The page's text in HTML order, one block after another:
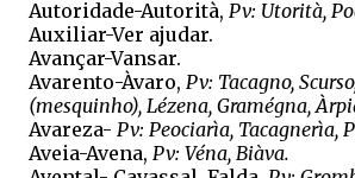
Autoridade-Autorità, Pv: Utorità,
Auxiliar-Ver ajudar.
Avançar-Vansar.
Avarento-Àvaro, Pv: Tacagno,
(mesquinho), Lézena, Gramégna,
Avareza- Pv: Peociarìa, Tacagnerìa,
Aveia-Avena, Pv: Véna, Biàva.